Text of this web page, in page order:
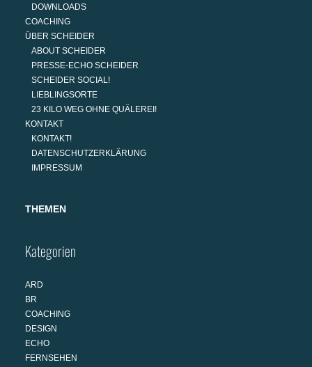
DOWNLOADS
COACHING
ÜBER SCHEIDER
ABOUT SCHEIDER
PRESSE-ECHO SCHEIDER
SCHEIDER SOCIAL!
LIEBLINGSORTE
23 KILO WEG OHNE QUÄLEREI!
KONTAKT
KONTAKT!
DATENSCHUTZERKLÄRUNG
IMPRESSUM
THEMEN
Kategorien
ARD
BR
COACHING
DESIGN
ECHO
FERNSEHEN